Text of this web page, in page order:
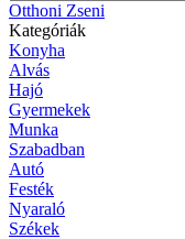
Otthoni Zseni
Kategóriák
Konyha
Alvás
Hajó
Gyermekek
Munka
Szabadban
Autó
Festék
Nyaraló
Székek